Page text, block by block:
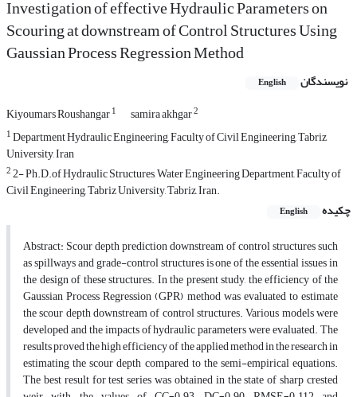
Investigation of effective Hydraulic Parameters on
Scouring at downstream of Control Structures Using
Gaussian Process Regression Method
نویسندگان English
Kiyoumars Roushangar1 samira akhgar2
1Department Hydraulic Engineering, Faculty of Civil Engineering, Tabriz
University, Iran
22- Ph.D.of Hydraulic Structures, Water Engineering Department, Faculty of
Civil Engineering, Tabriz University, Tabriz, Iran.
چکیده
English
Abstract: Scour depth prediction downstream of control structures such
as spillways and grade-control structures is one of the essential issues in
the design of these structures. In the present study, the efficiency of the
Gaussian Process Regression (GPR) method was evaluated to estimate
the scour depth downstream of control structures. Various models were
developed and the impacts of hydraulic parameters were evaluated. The
results proved the high efficiency of the applied method in the research in
estimating the scour depth compared to the semi-empirical equations.
The best result for test series was obtained in the state of sharp crested